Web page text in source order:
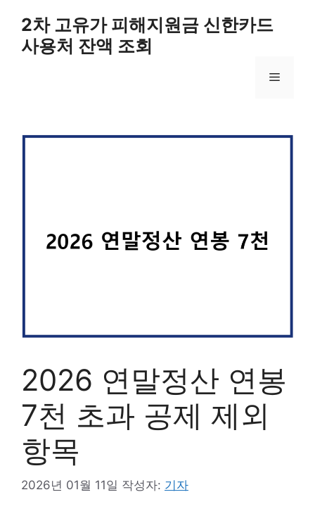
2차 고유가 피해지원금 신한카드
사용처 잔액 조회
메
2026 연말정산 연봉
7천 초과 공제 제외
항목
2026년 01월 11일 작성자: 기자